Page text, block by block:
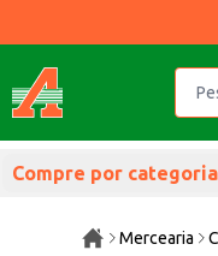
Compre por categoria
Mercearia